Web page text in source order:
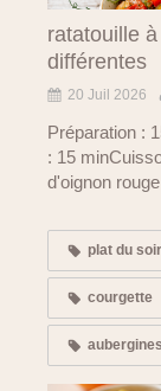
ratatouille
différentes
20 Juil 2026
Préparation :
: 15
d'oignon
plat du soir
courgette
aubergines